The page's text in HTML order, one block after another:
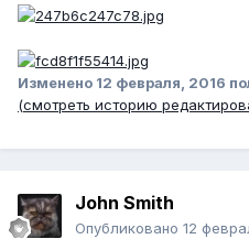
Изменено 12 февраля, 2016
(смотреть историю
John Smith
Опубликовано 12